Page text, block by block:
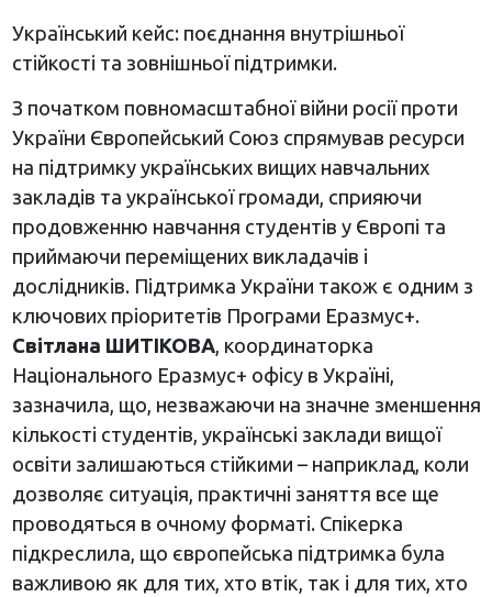
Український кейс: поєднання внутрішньої
стійкості та зовнішньої підтримки.
З початком повномасштабної війни росії проти
України Європейський Союз спрямував ресурси
на підтримку українських вищих навчальних
закладів та української громади, сприяючи
продовженню навчання студентів у Європі та
приймаючи переміщених викладачів і
дослідників. Підтримка України також є одним з
ключових пріоритетів Програми Еразмус+.
Світлана ШИТІКОВА, координаторка
Національного Еразмус+ офісу в Україні,
зазначила, що, незважаючи на значне зменшення
кількості студентів, українські заклади вищої
освіти залишаються стійкими – наприклад, коли
дозволяє ситуація, практичні заняття все ще
проводяться в очному форматі. Спікерка
підкреслила, що європейська підтримка була
важливою як для тих, хто втік, так і для тих, хто